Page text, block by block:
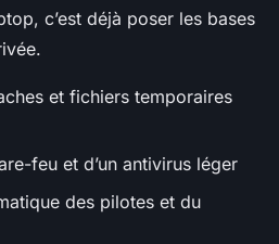
c’est déjà poser les bases
et fichiers temporaires
feu et d’un antivirus léger
des pilotes et du